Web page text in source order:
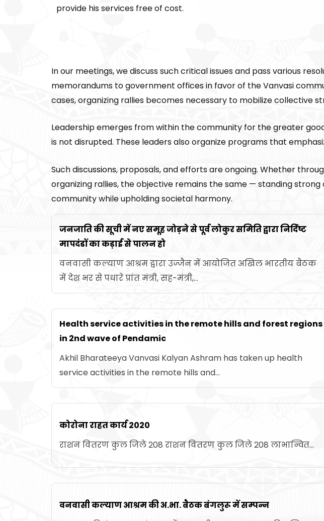
provide his services free of cost.
In our meetings, we discuss such critical issues and pass various
memorandums to government offices in favor of the Vanvasi
cases, organizing rallies becomes necessary to mobilize collective
Leadership emerges from within the community for the greater
is not disrupted. These leaders also organize programs that
Such discussions, proposals, and efforts are ongoing. Whether
organizing rallies, the objective remains the same — standing
community while upholding societal harmony.
जनजाति की सूची में नए समूह जोड़ने से पूर्व लोकुर समिति द्वारा निर्दिष्ट
मापदंडों का कड़ाई से पालन हो
वनवासी कल्याण आश्रम द्वारा उज्जैन में आयोजित अखिल भारतीय बैठक
में देश भर से पधारे प्रांत मंत्री, सह-मंत्री,...
Health service activities in the remote hills and forest regions
in 2nd wave of Pendamic
Akhil Bharateeya Vanvasi Kalyan Ashram has taken up health
service activities in the remote hills and...
कोरोना राहत कार्य 2020
राशन वितरण कुल जिले 208 राशन वितरण कुल जिले 208 लाभान्वित...
वनवासी कल्याण आश्रम की अ.भा. बैठक बंगलुरू में सम्पन्न